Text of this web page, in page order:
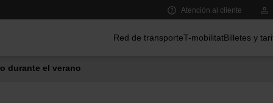
Atención al cliente
Red de transporteT-mobilitatBilletes y
durante el verano